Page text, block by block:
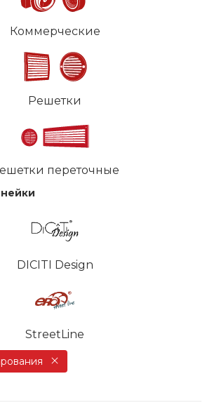
Коммерческие
Решетки
переточные
DICITI Design
StreetLine